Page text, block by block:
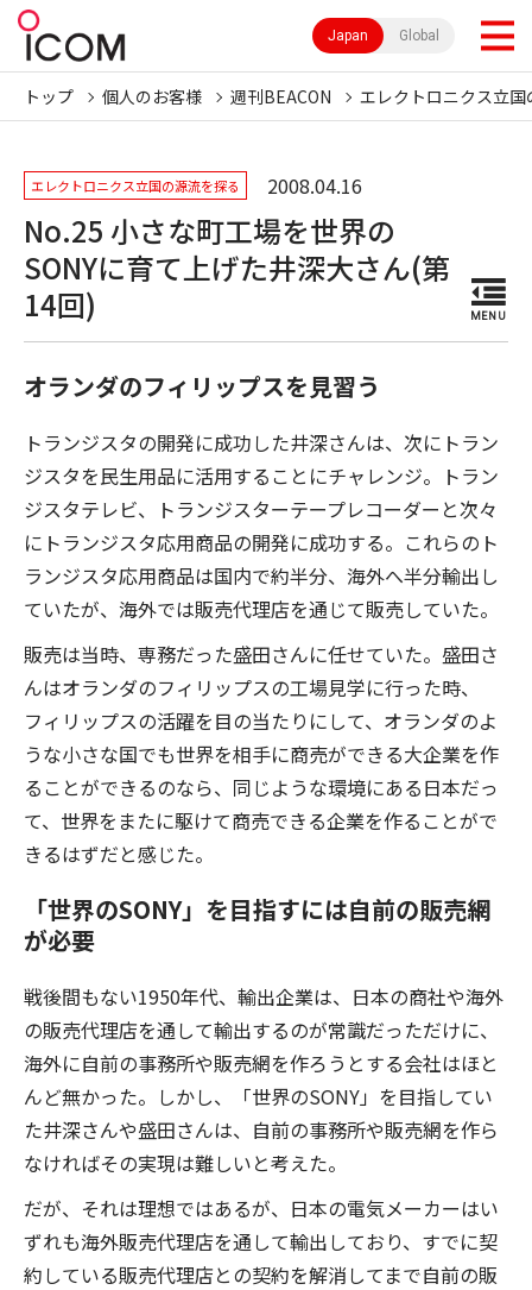
Japan Global
トップ 個人のお客様 週刊BEACON エレクトロニクス立
エレクトロニクス立国の源流を探る 2008.04.16
No.25 小さな町工場を世界の
SONYに育て上げた井深大さん(第
14回)
MENU
オランダのフィリップスを見習う
トランジスタの開発に成功した井深さんは、次にトラン
ジスタを民生用品に活用することにチャレンジ。トラン
ジスタテレビ、トランジスターテープレコーダーと次々
にトランジスタ応用商品の開発に成功する。これらのト
ランジスタ応用商品は国内で約半分、海外へ半分輸出し
ていたが、海外では販売代理店を通じて販売していた。
販売は当時、専務だった盛田さんに任せていた。盛田さ
んはオランダのフィリップスの工場見学に行った時、
フィリップスの活躍を目の当たりにして、オランダのよ
うな小さな国でも世界を相手に商売ができる大企業を作
ることができるのなら、同じような環境にある日本だっ
て、世界をまたに駆けて商売できる企業を作ることがで
きるはずだと感じた。
「世界のSONY」を目指すには自前の販売網
が必要
戦後間もない1950年代、輸出企業は、日本の商社や海外
の販売代理店を通して輸出するのが常識だっただけに、
海外に自前の事務所や販売網を作ろうとする会社はほと
んど無かった。しかし、「世界のSONY」を目指してい
た井深さんや盛田さんは、自前の事務所や販売網を作ら
なければその実現は難しいと考えた。
だが、それは理想ではあるが、日本の電気メーカーはい
ずれも海外販売代理店を通して輸出しており、すでに契
約している販売代理店との契約を解消してまで自前の販